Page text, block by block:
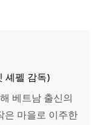
셰펠 감독)
베트남 출신의
은 마을로 이주한